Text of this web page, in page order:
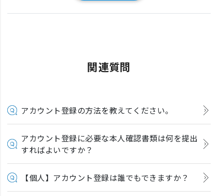
関連質問
アカウント登録の方法を教えてください。
アカウント登録に必要な本人確認書類は何を提出
すればよいですか？
【個人】アカウント登録は誰でもできますか？